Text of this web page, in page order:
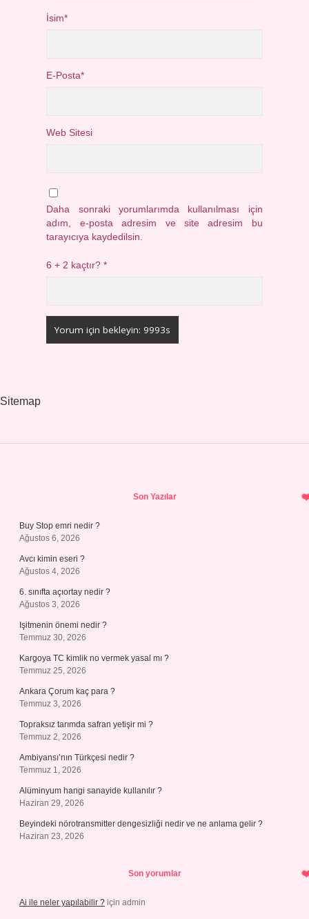
İsim*
E-Posta*
Web Sitesi
Daha sonraki yorumlarımda kullanılması için
adım, e-posta adresim ve site adresim bu
tarayıcıya kaydedilsin.
6 + 2 kaçtır?*
Sitemap
Son Yazılar
Buy Stop emri nedir ?
Ağustos 6, 2026
Avcı kimin eseri ?
Ağustos 4, 2026
6. sınıfta açıortay nedir ?
Ağustos 3, 2026
Işitmenin önemi nedir ?
Temmuz 30, 2026
Kargoya TC kimlik no vermek yasal mı ?
Temmuz 25, 2026
Ankara Çorum kaç para ?
Temmuz 3, 2026
Topraksız tarımda safran yetişir mi ?
Temmuz 2, 2026
Ambiyansı’nın Türkçesi nedir ?
Temmuz 1, 2026
Alüminyum hangi sanayide kullanılır ?
Haziran 29, 2026
Beyindeki nörotransmitter dengesizliği nedir ve ne anlama gelir ?
Haziran 23, 2026
Son yorumlar
Ai ile neler yapılabilir ? için admin